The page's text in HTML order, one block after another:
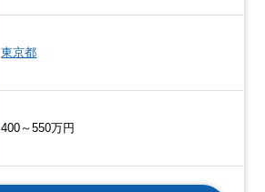
東京都
400～550万円